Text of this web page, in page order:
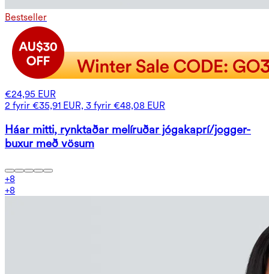
Bestseller
€24,95 EUR
2 fyrir €35,91 EUR, 3 fyrir €48,08 EUR
Háar mitti, rynktaðar melíruðar jógakaprí/jogger-
buxur með vösum
+8
+8